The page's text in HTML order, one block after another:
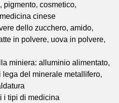
pigmento, cosmetico,
cinese
dello zucchero, amido,
in polvere, uova in polvere,
miniera: alluminio alimentato,
del minerale metallifero,
i tipi di medicina